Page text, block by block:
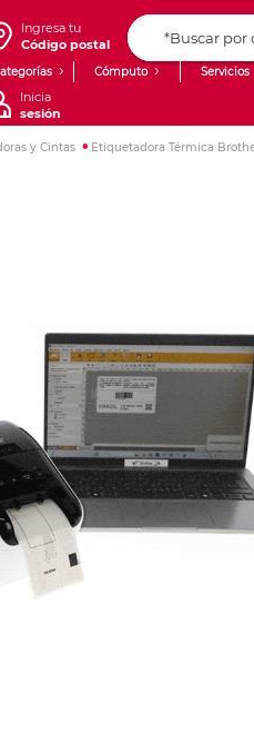
Ingresa tu
Código postal
Cómputo Servicios
Inicia
sesión
y Cintas Etiquetadora Térmica